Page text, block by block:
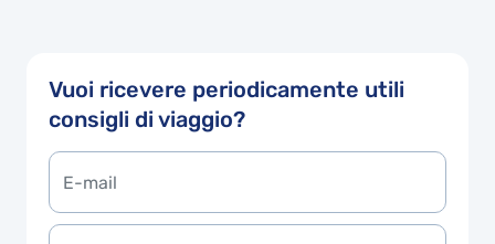
Vuoi ricevere periodicamente utili
consigli di viaggio?